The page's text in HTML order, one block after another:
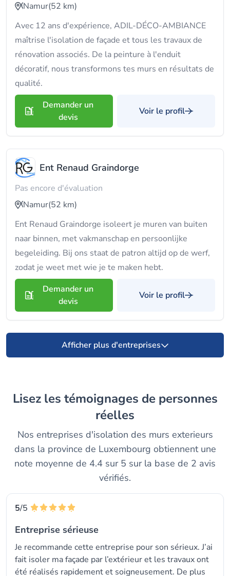
Namur(52 km)
Avec 12 ans d'expérience, ADIL-DÉCO-AMBIANCE
maîtrise l'isolation de façade et tous les travaux de
rénovation associés. De la peinture à l'enduit
décoratif, nous transformons tes murs en résultats de
qualité.
Demander un
devis
Voir le profil
Ent Renaud Graindorge
Pas encore d'évaluation
Namur(52 km)
Ent Renaud Graindorge isoleert je muren van buiten
naar binnen, met vakmanschap en persoonlijke
begeleiding. Bij ons staat de patron altijd op de werf,
zodat je weet met wie je te maken hebt.
Demander un
devis
Voir le profil
Afficher plus d'entreprises
Lisez les témoignages de personnes
réelles
Nos entreprises d'isolation des murs exterieurs
dans la province de Luxembourg obtiennent une
note moyenne de 4.4 sur 5 sur la base de 2 avis
vérifiés.
5/5
Entreprise sérieuse
Je recommande cette entreprise pour son sérieux. J’ai
fait isoler ma façade par l’extérieur et les travaux ont
été réalisés rapidement et soigneusement. De plus